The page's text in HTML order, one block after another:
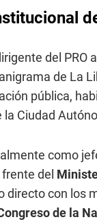
del
de La
pública,
Ciudad
como
del
directo con los
de la